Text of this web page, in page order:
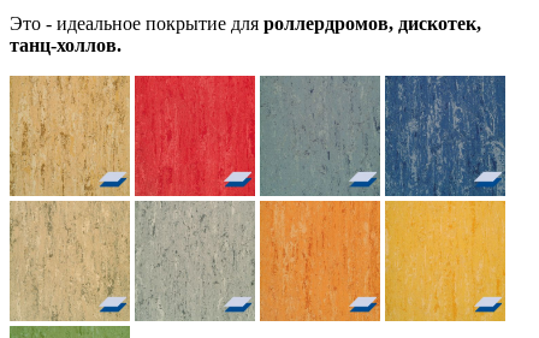
Это - идеальное покрытие для роллердромов, дискотек,
танц-холлов.